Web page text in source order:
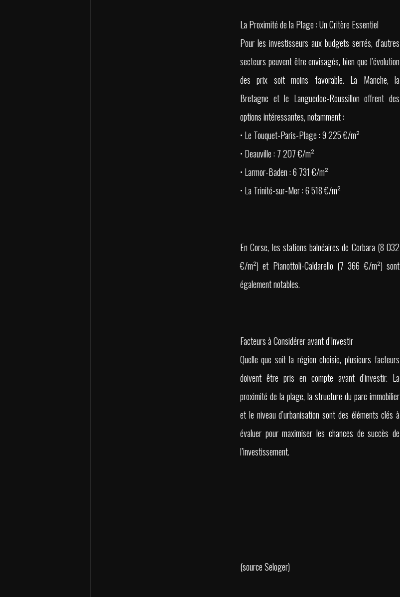
La Proximité de la Plage : Un Critère Essentiel
Pour les investisseurs aux budgets serrés, d’autres
secteurs peuvent être envisagés, bien que l’évolution
des prix soit moins favorable. La Manche, la
Bretagne et le Languedoc-Roussillon offrent des
options intéressantes, notamment :
• Le Touquet-Paris-Plage : 9 225 €/m²
• Deauville : 7 207 €/m²
• Larmor-Baden : 6 731 €/m²
• La Trinité-sur-Mer : 6 518 €/m²
En Corse, les stations balnéaires de Corbara (8 032
€/m²) et Pianottoli-Caldarello (7 366 €/m²) sont
également notables.
Facteurs à Considérer avant d’Investir
Quelle que soit la région choisie, plusieurs facteurs
doivent être pris en compte avant d’investir. La
proximité de la plage, la structure du parc immobilier
et le niveau d’urbanisation sont des éléments clés à
évaluer pour maximiser les chances de succès de
l’investissement.
(source Seloger)